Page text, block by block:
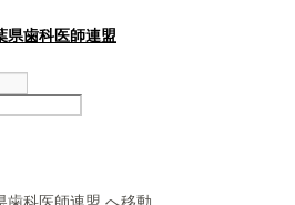
県歯科医師連盟